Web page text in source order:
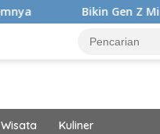
Bikin Gen Z Minder, Nenek
Wisata Kuliner